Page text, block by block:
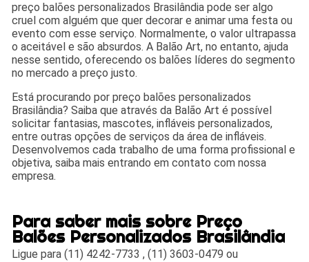
preço balões personalizados Brasilândia pode ser algo
cruel com alguém que quer decorar e animar uma festa ou
evento com esse serviço. Normalmente, o valor ultrapassa
o aceitável e são absurdos. A Balão Art, no entanto, ajuda
nesse sentido, oferecendo os balões líderes do segmento
no mercado a preço justo.
Está procurando por preço balões personalizados
Brasilândia? Saiba que através da Balão Art é possível
solicitar fantasias, mascotes, infláveis personalizados,
entre outras opções de serviços da área de infláveis.
Desenvolvemos cada trabalho de uma forma profissional e
objetiva, saiba mais entrando em contato com nossa
empresa.
Para saber mais sobre Preço
Balões Personalizados Brasilândia
Ligue para(11) 4242-7733 ,(11) 3603-0479 ou